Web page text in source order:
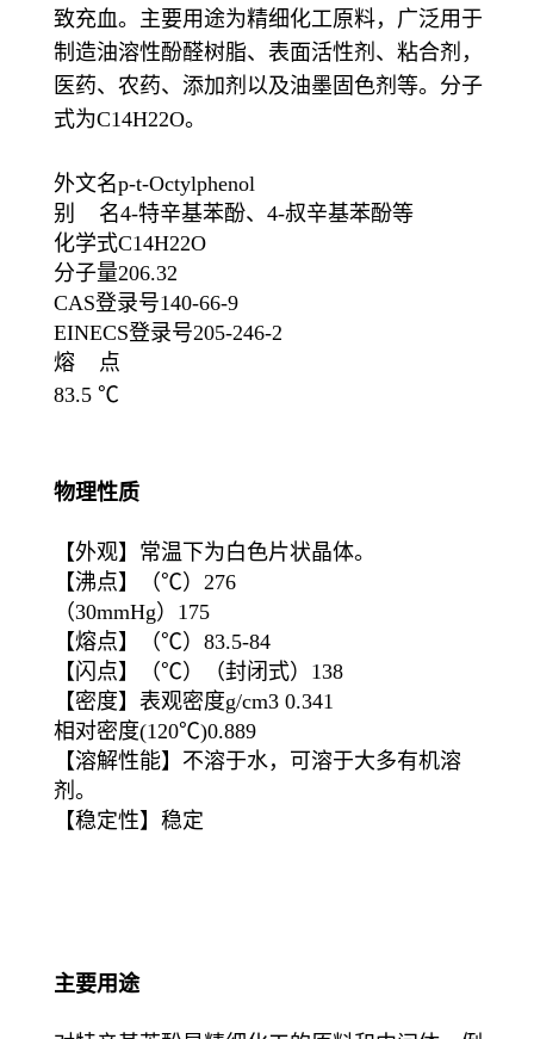
致充血。主要用途为精细化工原料，广泛用于
制造油溶性酚醛树脂、表面活性剂、粘合剂，
医药、农药、添加剂以及油墨固色剂等。分子
式为C14H22O。
外文名p-t-Octylphenol
别 名4-特辛基苯酚、4-叔辛基苯酚等
化学式C14H22O
分子量206.32
CAS登录号140-66-9
EINECS登录号205-246-2
熔 点
83.5 ℃
物理性质
【外观】常温下为白色片状晶体。
【沸点】（℃）276
（30mmHg）175
【熔点】（℃）83.5-84
【闪点】（℃）（封闭式）138
【密度】表观密度g/cm3 0.341
相对密度(120℃)0.889
【溶解性能】不溶于水，可溶于大多有机溶
剂。
【稳定性】稳定
主要用途